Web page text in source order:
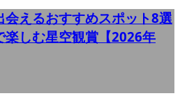
えるおすすめスポット8選
楽しむ星空観賞【2026年